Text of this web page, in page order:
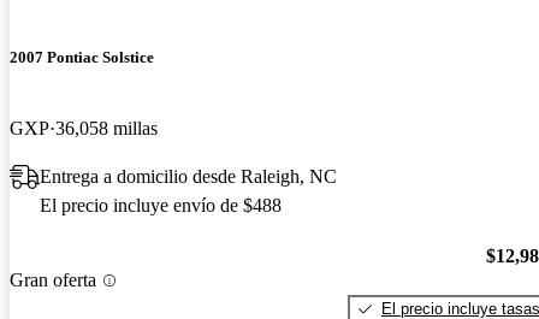
2007 Pontiac Solstice
GXP 36,058 millas
Entrega a domicilio desde Raleigh, NC
El precio incluye envío de $488
Gran oferta
El precio incluye tasas